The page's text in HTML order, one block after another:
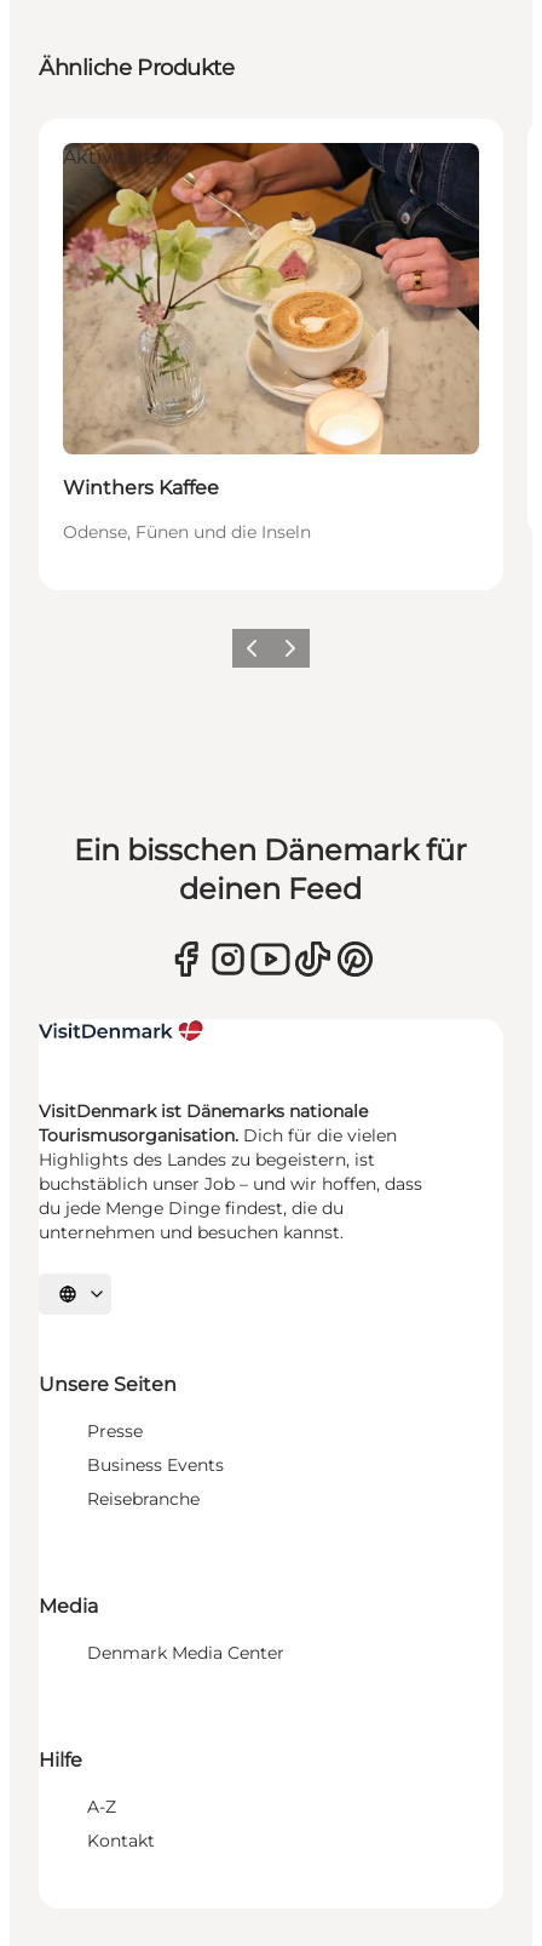
Ähnliche Produkte
Aktivitäten
Winthers Kaffee
Odense, Fünen und die Inseln
ZurückWeiter
Ein bisschen Dänemark für
deinen Feed
VisitDenmark ist Dänemarks nationale
Tourismusorganisation. Dich für die vielen
Highlights des Landes zu begeistern, ist
buchstäblich unser Job – und wir hoffen, dass
du jede Menge Dinge findest, die du
unternehmen und besuchen kannst.
Sprache auswählen
Unsere Seiten
Presse
Business Events
Reisebranche
Media
Denmark Media Center
Hilfe
A-Z
Kontakt